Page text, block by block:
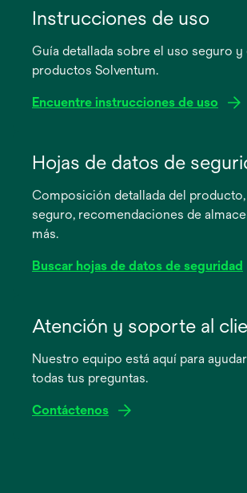
Instrucciones de uso
Guía detallada sobre el uso seguro y
productos Solventum.
Encuentre instrucciones de uso
abre
pestaña
nueva
Hojas de datos de
Composición detallada del
seguro, recomendaciones de
más.
Buscar hojas de datos de seguridad
abre
pestaña
Atención y soporte al
Nuestro equipo está aquí para
todas tus preguntas.
Contáctenos